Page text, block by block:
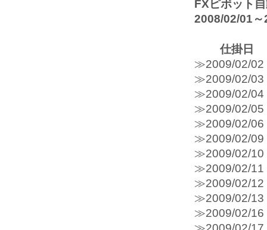
FXピボット
2008/02/01～
仕掛日
≫2009/
≫2009/
≫2009/
≫2009/
≫2009/
≫2009/
≫2009/
≫2009/
≫2009/
≫2009/
≫2009/